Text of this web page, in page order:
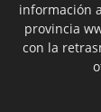
información
provincia
con la